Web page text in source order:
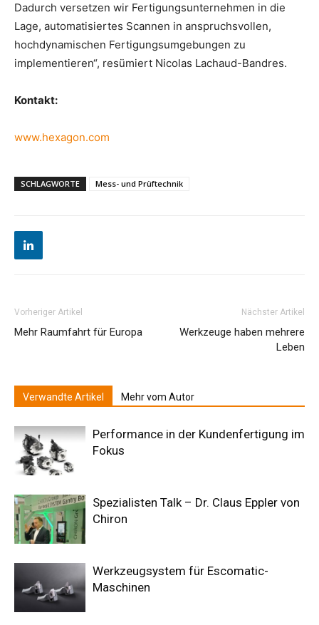
Dadurch versetzen wir Fertigungsunternehmen in die
Lage, automatisiertes Scannen in anspruchsvollen,
hochdynamischen Fertigungsumgebungen zu
implementieren“, resümiert Nicolas Lachaud-Bandres.
Kontakt:
www.hexagon.com
SCHLAGWORTE Mess- und Prüftechnik
Vorheriger Artikel
Mehr Raumfahrt für Europa
Nächster Artikel
Werkzeuge haben mehrere
Leben
Verwandte Artikel Mehr vom Autor
Performance in der Kundenfertigung im
Fokus
Spezialisten Talk – Dr. Claus Eppler von
Chiron
Werkzeugsystem für Escomatic-
Maschinen